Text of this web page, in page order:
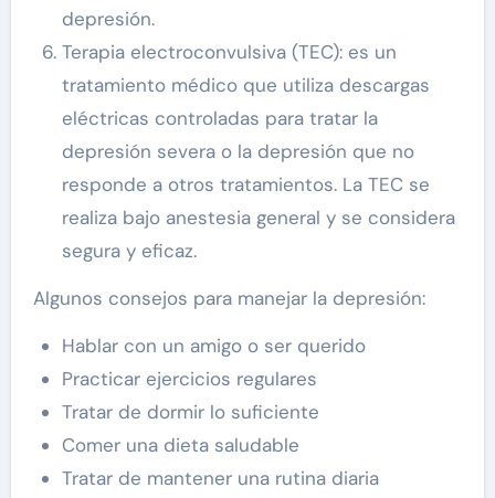
depresión.
Terapia electroconvulsiva (TEC): es un
tratamiento médico que utiliza descargas
eléctricas controladas para tratar la
depresión severa o la depresión que no
responde a otros tratamientos. La TEC se
realiza bajo anestesia general y se considera
segura y eficaz.
Algunos consejos para manejar la depresión:
Hablar con un amigo o ser querido
Practicar ejercicios regulares
Tratar de dormir lo suficiente
Comer una dieta saludable
Tratar de mantener una rutina diaria